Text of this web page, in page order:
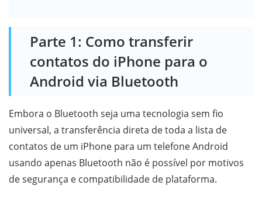
Parte 1: Como transferir
contatos do iPhone para o
Android via Bluetooth
Embora o Bluetooth seja uma tecnologia sem fio
universal, a transferência direta de toda a lista de
contatos de um iPhone para um telefone Android
usando apenas Bluetooth não é possível por motivos
de segurança e compatibilidade de plataforma.